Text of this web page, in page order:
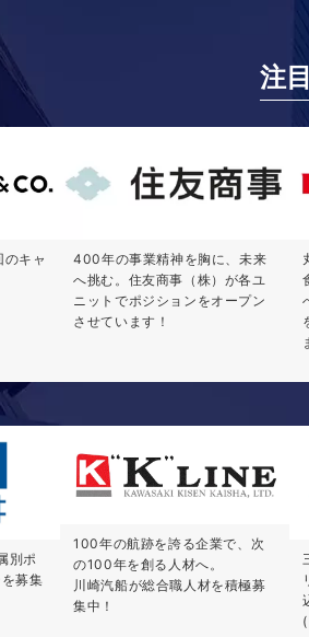
注
キャ
400年の事業精神を胸に、未来
へ挑む。住友商事（株）が各ユ
ニットでポジションをオープン
させています！
別ポ
募集
100年の航跡を誇る企業で、次
の100年を創る人材へ。
川崎汽船が総合職人材を積極募
集中！